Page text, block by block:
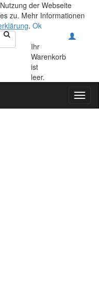
der Webseite
zu. Mehr Informationen
. Ok
Ihr
Warenkorb
ist
leer.